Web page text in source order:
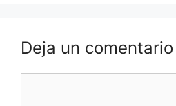
Deja un comentario